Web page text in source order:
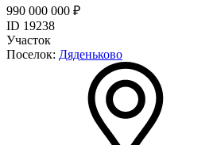
990 000 000 ₽
ID 19238
Участок
Поселок: Дяденьково